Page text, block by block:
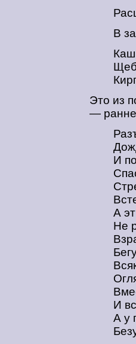
В
Это из
—
И
А
Не
И
А у